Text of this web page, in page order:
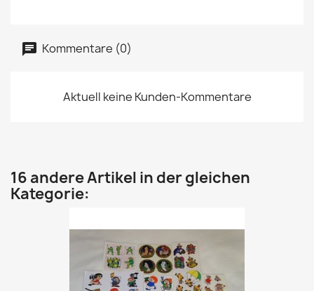
Kommentare (0)
Aktuell keine Kunden-Kommentare
16 andere Artikel in der gleichen
Kategorie: